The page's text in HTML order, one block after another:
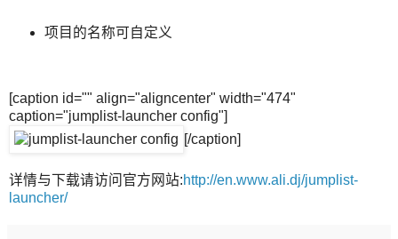
项目的名称可自定义
[caption id="" align="aligncenter" width="474"
caption="jumplist-launcher config"]
[/caption]
详情与下载请访问官方网站:http://en.www.ali.dj/jumplist-
launcher/